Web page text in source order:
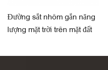
Đường sắt nhôm gắn năng
lượng mặt trời trên mặt đất